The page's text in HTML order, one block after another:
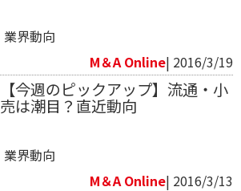
業界動向
M＆A Online| 2016/3/19
【今週のピックアップ】流通・小
売は潮目？直近動向
業界動向
M＆A Online| 2016/3/13